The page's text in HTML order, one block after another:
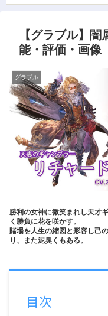
【グラブル】
能・評価・画像
グラブル
勝利の女神に微笑まれし天才
く勝負に花を咲かす。
賭場を人生の縮図と形容し己
り、また泥臭くもある。
目次